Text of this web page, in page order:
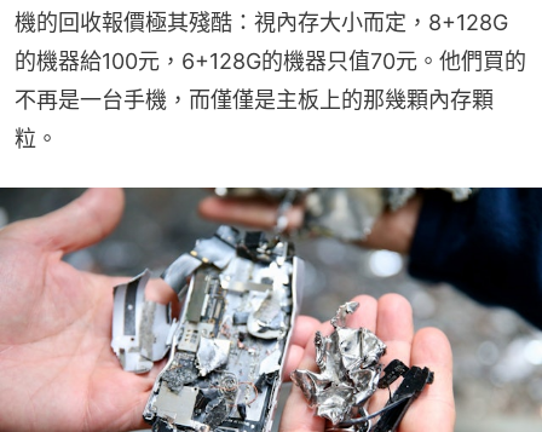
機的回收報價極其殘酷：視內存大小而定，8+128G
的機器給100元，6+128G的機器只值70元。他們買的
不再是一台手機，而僅僅是主板上的那幾顆內存顆
粒。